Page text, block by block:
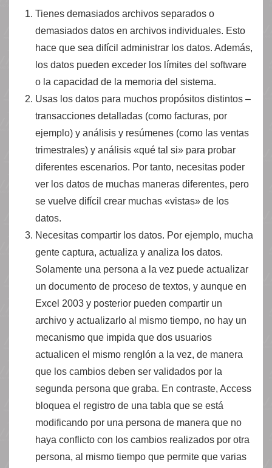
Tienes demasiados archivos separados o
demasiados datos en archivos individuales. Esto
hace que sea difícil administrar los datos. Además,
los datos pueden exceder los límites del software
o la capacidad de la memoria del sistema.
Usas los datos para muchos propósitos distintos –
transacciones detalladas (como facturas, por
ejemplo) y análisis y resúmenes (como las ventas
trimestrales) y análisis «qué tal si» para probar
diferentes escenarios. Por tanto, necesitas poder
ver los datos de muchas maneras diferentes, pero
se vuelve difícil crear muchas «vistas» de los
datos.
Necesitas compartir los datos. Por ejemplo, mucha
gente captura, actualiza y analiza los datos.
Solamente una persona a la vez puede actualizar
un documento de proceso de textos, y aunque en
Excel 2003 y posterior pueden compartir un
archivo y actualizarlo al mismo tiempo, no hay un
mecanismo que impida que dos usuarios
actualicen el mismo renglón a la vez, de manera
que los cambios deben ser validados por la
segunda persona que graba. En contraste, Access
bloquea el registro de una tabla que se está
modificando por una persona de manera que no
haya conflicto con los cambios realizados por otra
persona, al mismo tiempo que permite que varias